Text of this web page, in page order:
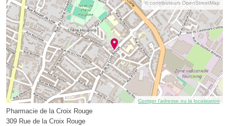
© contributeurs OpenStreetMap
Corriger l’adresse ou la localisation
Pharmacie de la Croix Rouge
309 Rue de la Croix Rouge